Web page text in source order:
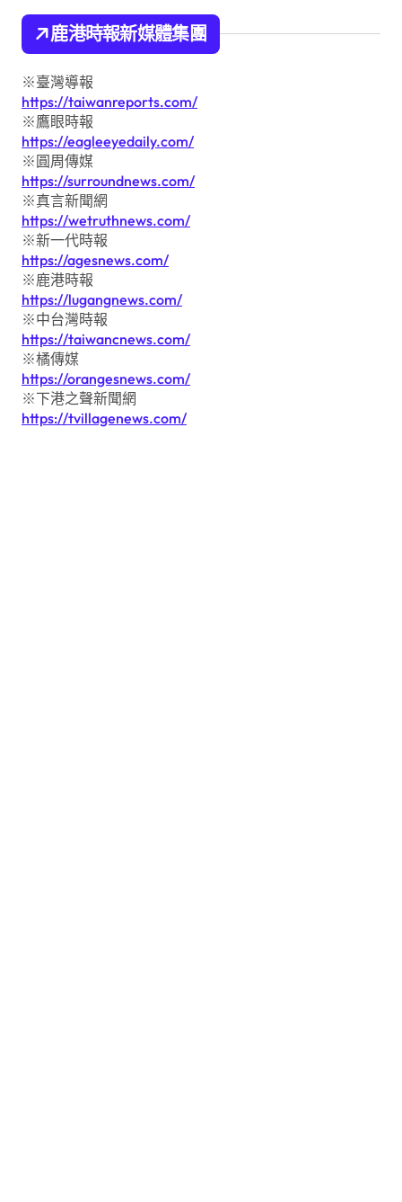
鹿港時報新媒體集團
※臺灣導報
https://taiwanreports.com/
※鷹眼時報
https://eagleeyedaily.com/
※圓周傳媒
https://surroundnews.com/
※真言新聞網
https://wetruthnews.com/
※新一代時報
https://agesnews.com/
※鹿港時報
https://lugangnews.com/
※中台灣時報
https://taiwancnews.com/
※橘傳媒
https://orangesnews.com/
※下港之聲新聞網
https://tvillagenews.com/